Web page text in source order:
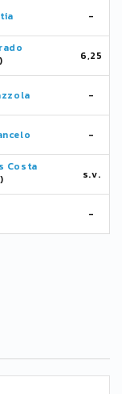
-
6,25
-
-
Costa
s.v.
-